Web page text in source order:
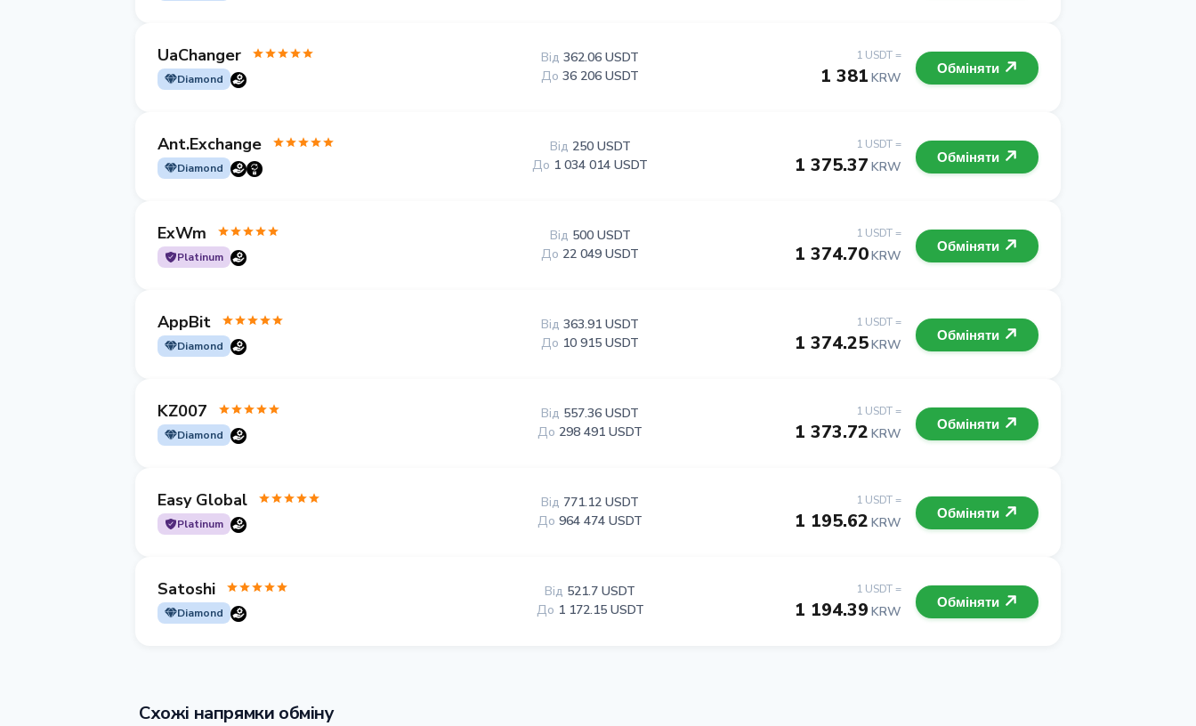
UaChanger
Diamond
1 USDT =
1 381 KRW
Від 362.06 USDT
До 36 206 USDT Обміняти
Ant.Exchange
Diamond
1 USDT =
1 375.37 KRW
Від 250 USDT
До 1 034 014 USDT Обміняти
ExWm
Platinum
1 USDT =
1 374.70KRW
Від 500 USDT
До 22 049 USDT Обміняти
AppBit
Diamond
1 USDT =
1 374.25KRW
Від 363.91 USDT
До 10 915 USDT Обміняти
KZ007
Diamond
1 USDT =
1 373.72 KRW
Від 557.36 USDT
До 298 491 USDT Обміняти
Easy Global
Platinum
1 USDT =
1 195.62 KRW
Від 771.12 USDT
До 964 474 USDT Обміняти
Satoshi
Diamond
1 USDT =
1 194.39 KRW
Від 521.7 USDT
До 1 172.15 USDT Обміняти
Схожі напрямки обміну